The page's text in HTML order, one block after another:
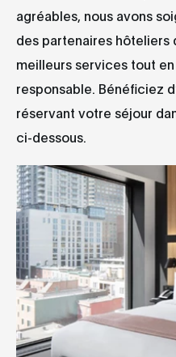
agréables, nous avons
des partenaires hôteliers
meilleurs services tout
responsable. Bénéficiez
réservant votre séjour
ci-dessous.